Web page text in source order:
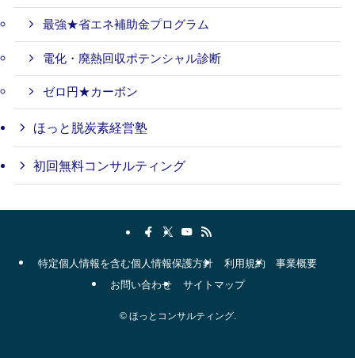
最強★省エネ補助金プログラム
電化・廃熱回収ポテンシャル診断
ゼロ円★カーボン
ほっと脱炭素経営塾
初回無料コンサルティング
特定個人情報を含む個人情報保護方針 利用規約
事業概要
お問い合わせ
サイトマップ
©ほっとコンサルティング.